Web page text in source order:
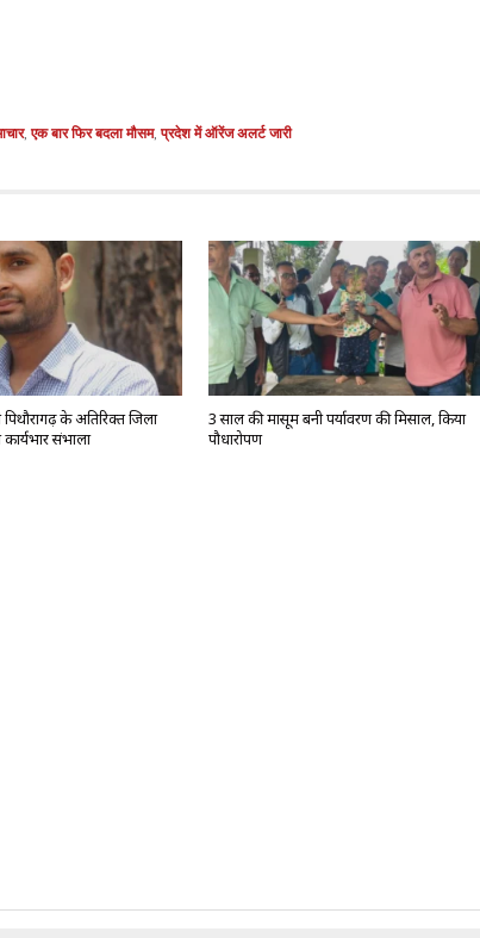
,एक बार फिर बदला मौसम,प्रदेश में ऑरेंज अलर्ट जारी
के अतिरिक्त जिला
संभाला
3 साल की मासूम बनी पर्यावरण की मिसाल, किया
पौधारोपण